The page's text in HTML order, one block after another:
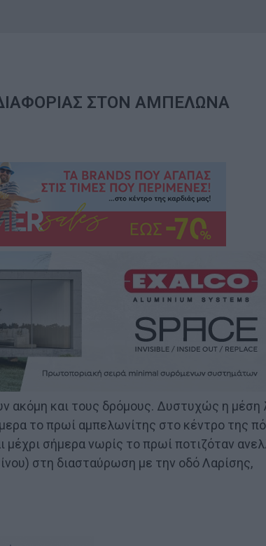
ΣΤΟΝ ΑΜΠΕΛΩΝΑ
ακόμη και τους δρόμους. Δυστυχώς η μέση
το πρωί αμπελωνίτης στο κέντρο της
μέχρι σήμερα νωρίς το πρωί ποτιζόταν
στη διασταύρωση με την οδό Λαρίσης,